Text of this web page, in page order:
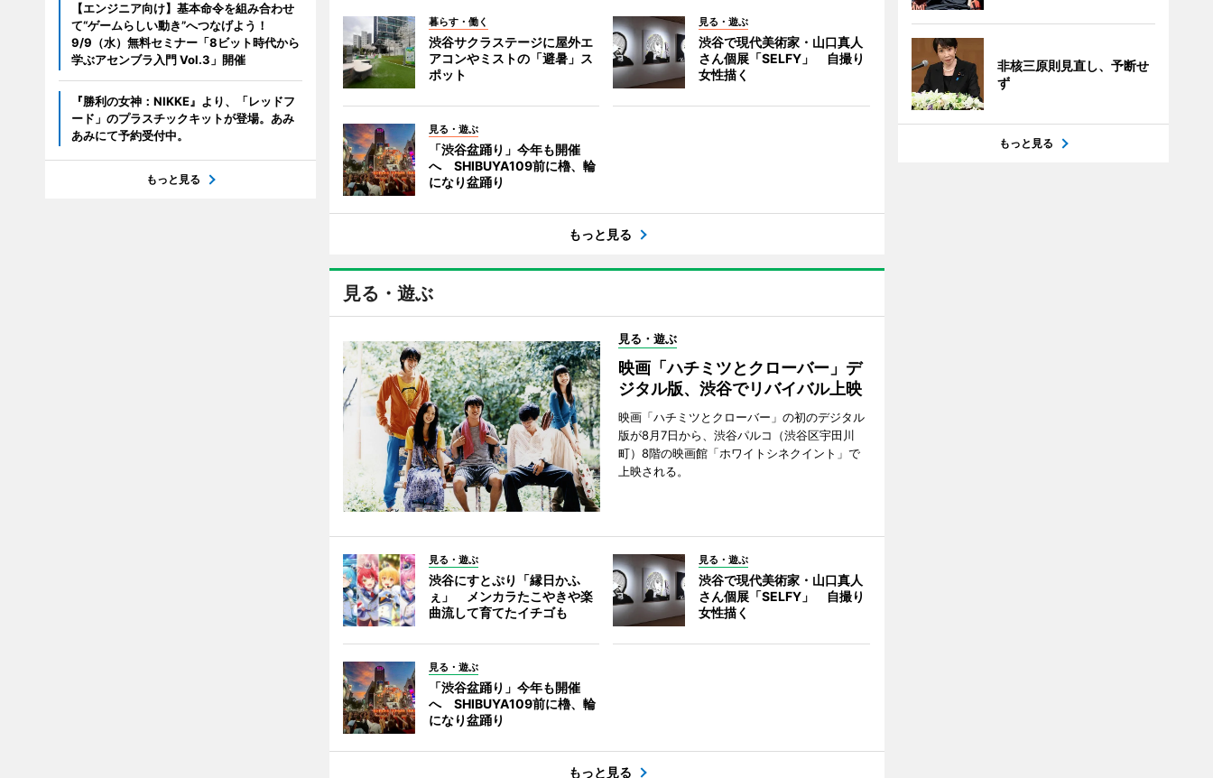
暮らす・働く
渋谷サクラステージに屋外エ
アコンやミストの「避暑」ス
ポット
見る・遊ぶ
渋谷で現代美術家・山口真人
さん個展「SELFY」 自撮り
女性描く
見る・遊ぶ
「渋谷盆踊り」今年も開催
へ SHIBUYA109前に櫓、輪
になり盆踊り
もっと見る
見る・遊ぶ
見る・遊ぶ
映画「ハチミツとクローバー」デ
ジタル版、渋谷でリバイバル上映
映画「ハチミツとクローバー」の初のデジタル
版が8月7日から、渋谷パルコ（渋谷区宇田川
町）8階の映画館「ホワイトシネクイント」で
上映される。
見る・遊ぶ
渋谷にすとぷり「縁日かふ
ぇ」 メンカラたこやきや楽
曲流して育てたイチゴも
見る・遊ぶ
渋谷で現代美術家・山口真人
さん個展「SELFY」 自撮り
女性描く
見る・遊ぶ
「渋谷盆踊り」今年も開催
へ SHIBUYA109前に櫓、輪
になり盆踊り
もっと見る
【エンジニア向け】基本命令を組み合わせ
て“ゲームらしい動き”へつなげよう！
9/9（水）無料セミナー「8ビット時代から
学ぶアセンブラ入門 Vol.3」開催
『勝利の女神：NIKKE』より、「レッドフ
ード」のプラスチックキットが登場。あみ
あみにて予約受付中。
もっと見る
非核三原則見直し、予断せ
ず
もっと見る